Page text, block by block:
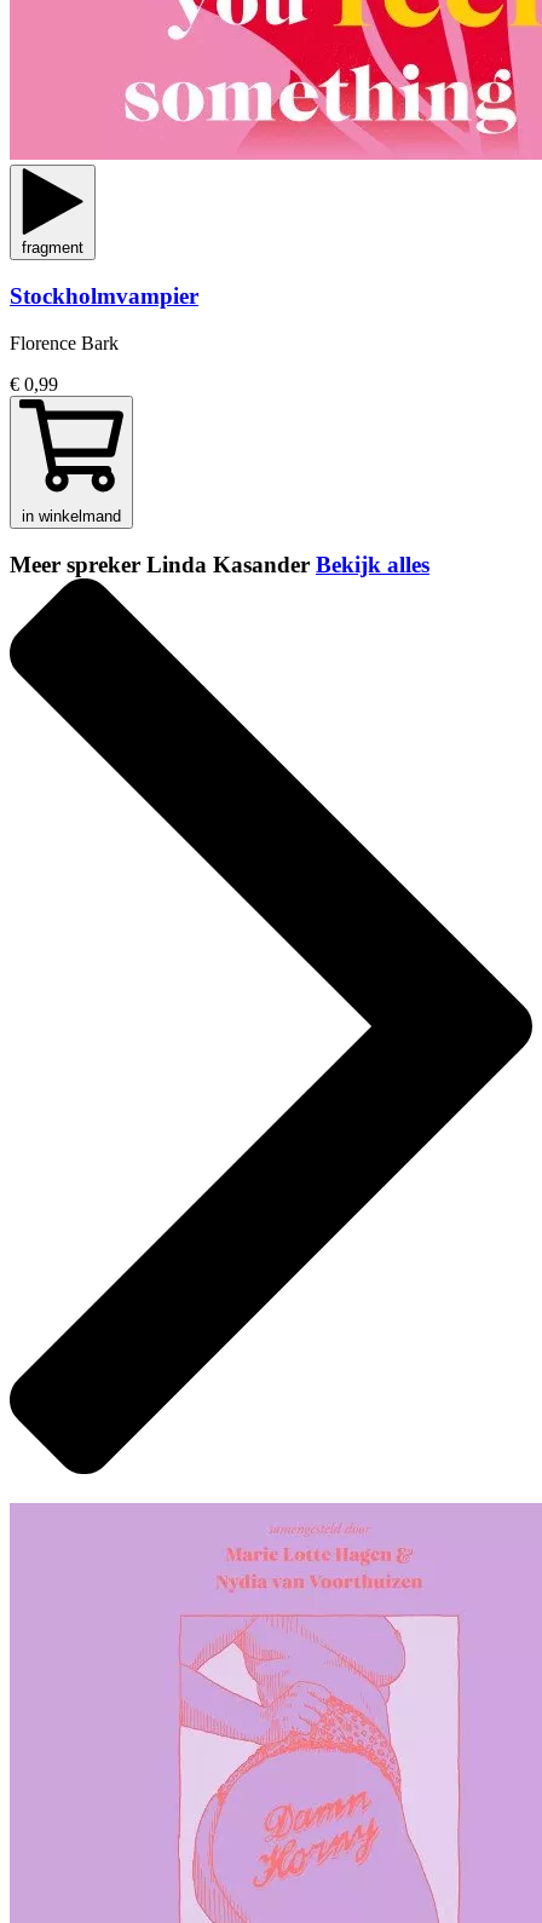
fragment
Stockholmvampier
Florence Bark
€ 0,99
in winkelmand
Meer spreker Linda Kasander Bekijk alles